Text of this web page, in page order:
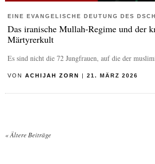
EINE EVANGELISCHE DEUTUNG DES
Das iranische Mullah-Regime und der
Märtyrerkult
Es sind nicht die 72 Jungfrauen, auf die der
VON ACHIJAH ZORN | 21. MÄRZ 2026
«Ältere Beiträge